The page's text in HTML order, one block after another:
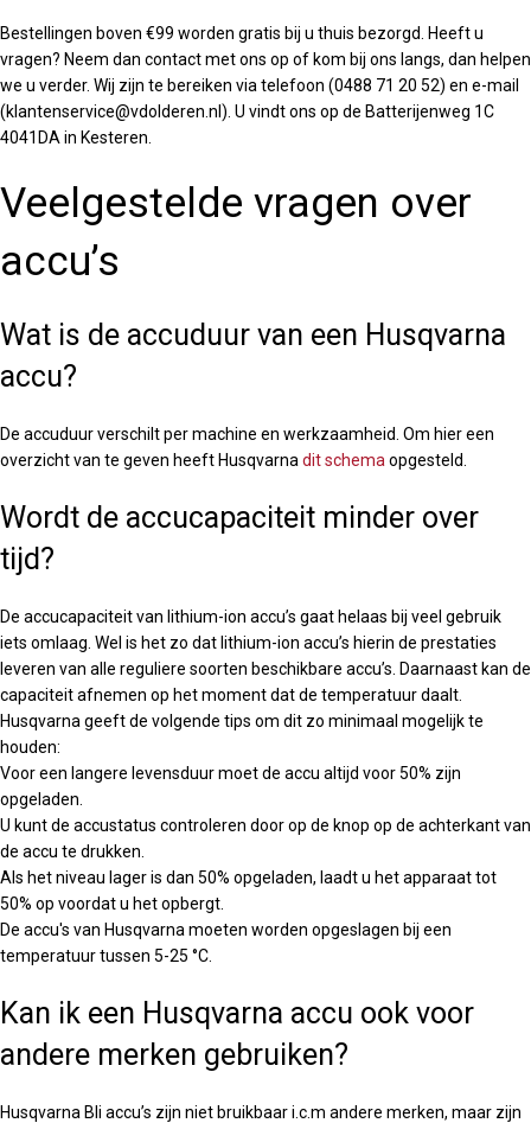
Bestellingen boven €99 worden gratis bij u thuis bezorgd. Heeft u
vragen? Neem dan contact met ons op of kom bij ons langs, dan helpen
we u verder. Wij zijn te bereiken via telefoon (0488 71 20 52) en e-mail
(klantenservice@vdolderen.nl). U vindt ons op de Batterijenweg 1C
4041DA in Kesteren.
Veelgestelde vragen over
accu’s
Wat is de accuduur van een Husqvarna
accu?
De accuduur verschilt per machine en werkzaamheid. Om hier een
overzicht van te geven heeft Husqvarna dit schema opgesteld.
Wordt de accucapaciteit minder over
tijd?
De accucapaciteit van lithium-ion accu’s gaat helaas bij veel gebruik
iets omlaag. Wel is het zo dat lithium-ion accu’s hierin de prestaties
leveren van alle reguliere soorten beschikbare accu’s. Daarnaast kan de
capaciteit afnemen op het moment dat de temperatuur daalt.
Husqvarna geeft de volgende tips om dit zo minimaal mogelijk te
houden:
Voor een langere levensduur moet de accu altijd voor 50% zijn
opgeladen.
U kunt de accustatus controleren door op de knop op de achterkant van
de accu te drukken.
Als het niveau lager is dan 50% opgeladen, laadt u het apparaat tot
50% op voordat u het opbergt.
De accu's van Husqvarna moeten worden opgeslagen bij een
temperatuur tussen 5-25 °C.
Kan ik een Husqvarna accu ook voor
andere merken gebruiken?
Husqvarna Bli accu’s zijn niet bruikbaar i.c.m andere merken, maar zijn